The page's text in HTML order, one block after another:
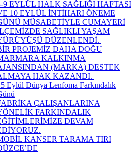
9 EYLÜL HALK SAĞLIĞI HAFTASI
10 EYLÜL İNTİHARI ÖNEME
MÜSABETİYLE CUMAYERİ
SAĞLIKLI YAŞAM
DÜZENLENDİ.
PROJEMİZ DAHA DOĞU
KALKINMA
(MARKA) DESTEK
HAK KAZANDI.
Eylül Dünya Lenfoma Farkındalık
ÇALIŞANLARINA
FARKINDALIK
DEVAM
KANSER TARAMA TIRI